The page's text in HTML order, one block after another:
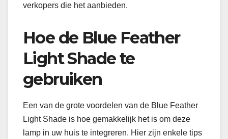
verkopers die het aanbieden.
Hoe de Blue Feather
Light Shade te
gebruiken
Een van de grote voordelen van de Blue Feather
Light Shade is hoe gemakkelijk het is om deze
lamp in uw huis te integreren. Hier zijn enkele tips